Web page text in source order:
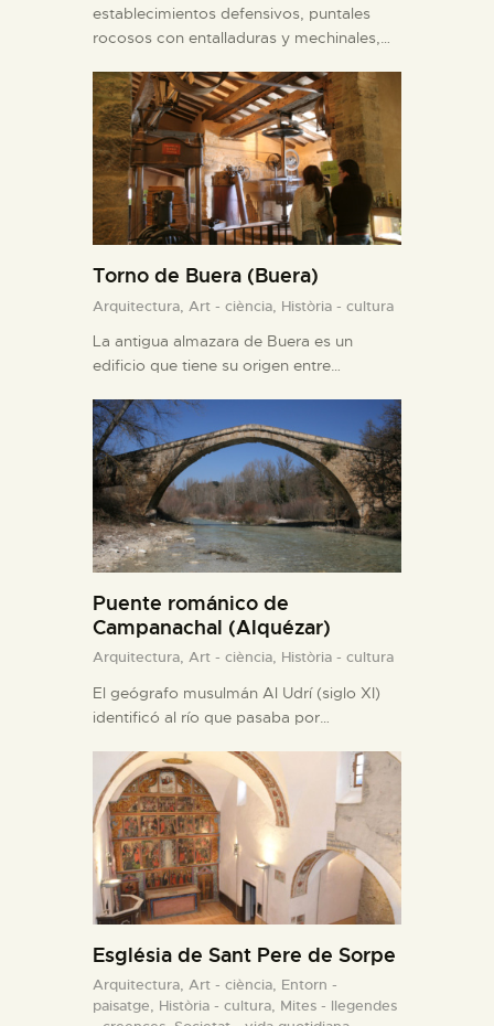
establecimientos defensivos, puntales
rocosos con entalladuras y mechinales,…
Torno de Buera (Buera)
Arquitectura, Art - ciència, Història - cultura
La antigua almazara de Buera es un
edificio que tiene su origen entre…
Puente románico de
Campanachal (Alquézar)
Arquitectura, Art - ciència, Història - cultura
El geógrafo musulmán Al Udrí (siglo XI)
identificó al río que pasaba por…
Església de Sant Pere de Sorpe
Arquitectura, Art - ciència, Entorn -
paisatge, Història - cultura, Mites - llegendes